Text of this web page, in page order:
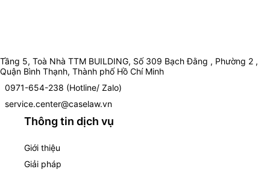
Tầng 5, Toà Nhà TTM BUILDING, Số 309 Bạch Đằng , Phường 2 ,
Quận Bình Thạnh, Thành phố Hồ Chí Minh
0971-654-238 (Hotline/ Zalo)
service.center@caselaw.vn
Thông tin dịch vụ
Giới thiệu
Giải pháp